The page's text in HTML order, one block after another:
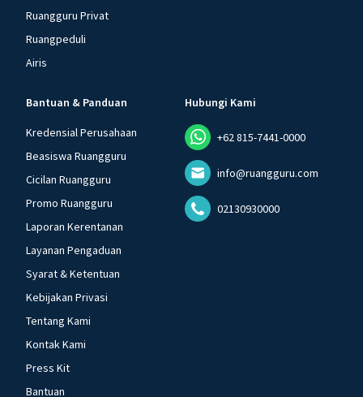
Ruangguru Privat
Ruangpeduli
Airis
Bantuan & Panduan
Kredensial Perusahaan
Beasiswa Ruangguru
Cicilan Ruangguru
Promo Ruangguru
Laporan Kerentanan
Layanan Pengaduan
Syarat & Ketentuan
Kebijakan Privasi
Tentang Kami
Kontak Kami
Press Kit
Bantuan
Hubungi Kami
+62 815-7441-0000
info@ruangguru.com
02130930000